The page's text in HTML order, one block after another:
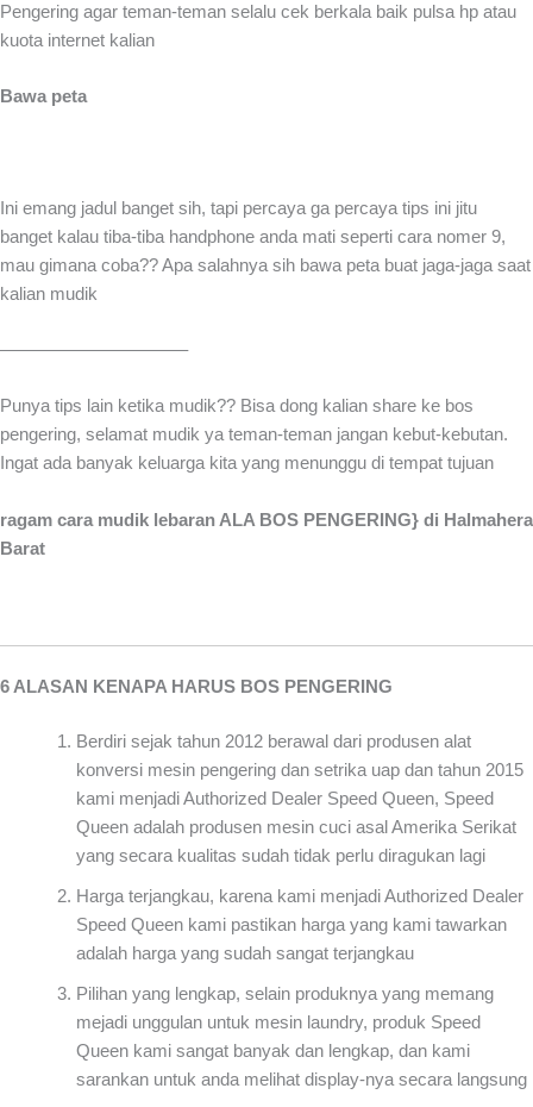
Pengering agar teman-teman selalu cek berkala baik pulsa hp atau
kuota internet kalian
Bawa peta
Ini emang jadul banget sih, tapi percaya ga percaya tips ini jitu
banget kalau tiba-tiba handphone anda mati seperti cara nomer 9,
mau gimana coba?? Apa salahnya sih bawa peta buat jaga-jaga saat
kalian mudik
——————————–
Punya tips lain ketika mudik?? Bisa dong kalian share ke bos
pengering, selamat mudik ya teman-teman jangan kebut-kebutan.
Ingat ada banyak keluarga kita yang menunggu di tempat tujuan
ragam cara mudik lebaran ALA BOS PENGERING} di Halmahera
Barat
6 ALASAN KENAPA HARUS BOS PENGERING
Berdiri sejak tahun 2012 berawal dari produsen alat
konversi mesin pengering dan setrika uap dan tahun 2015
kami menjadi Authorized Dealer Speed Queen, Speed
Queen adalah produsen mesin cuci asal Amerika Serikat
yang secara kualitas sudah tidak perlu diragukan lagi
Harga terjangkau, karena kami menjadi Authorized Dealer
Speed Queen kami pastikan harga yang kami tawarkan
adalah harga yang sudah sangat terjangkau
Pilihan yang lengkap, selain produknya yang memang
mejadi unggulan untuk mesin laundry, produk Speed
Queen kami sangat banyak dan lengkap, dan kami
sarankan untuk anda melihat display-nya secara langsung